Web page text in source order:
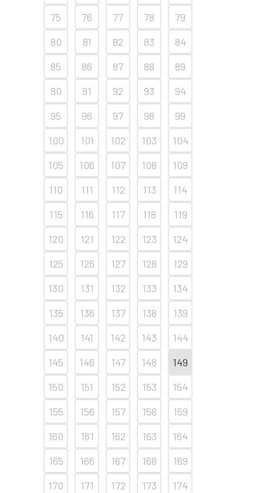
75
76 77 78
79
80
81 82 83
84
85
86 87 88
89
90
91 92 93
94
95
96 97 98
99
100
101 102 103
104
105
106 107 108
109
110
111 112 113
114
115
116 117 118
119
120
121 122 123
124
125
126 127 128
129
130
131 132 133
134
135
136 137 138
139
140
141 142 143
144
145
146 147 148
149
150
151 152 153
154
155
156 157 158
159
160
161 162 163
164
165
166 167 168
169
170
171 172 173
174